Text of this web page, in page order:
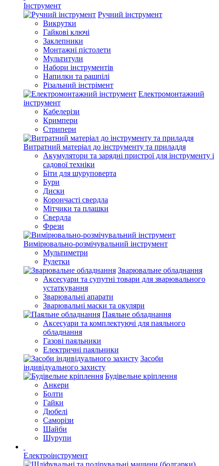
Інструмент
Ручний інструмент
Викрутки
Гайкові ключі
Заклепники
Монтажні пістолети
Мультитули
Набори інструментів
Напилки та рашпілі
Різальний інстрімент
Електромонтажний
інструмент
Кабелерізи
Кримпери
Стрипери
Витратний матеріал до інструменту та приладдя
Акумулятори та зарядні пристрої для інструменту і
садової техніки
Біти для шуруповерта
Бури
Диски
Корончасті свердла
Мітчики та плашки
Свердла
Фрези
Вимірювально-розмічувальний інструмент
Мультиметри
Рулетки
Зварювальне обладнання
Аксесуари та супутні товари для зварювального
устаткування
Зварювальні апарати
Зварювальні маски та окуляри
Паяльне обладнання
Аксесуари та комплектуючі для паяльного
обладнання
Газові паяльники
Електричні паяльники
Засоби
індивідуального захисту
Будівельне кріплення
Анкери
Болти
Гайки
Дюбелі
Саморізи
Шайби
Шурупи
Електроінструмент